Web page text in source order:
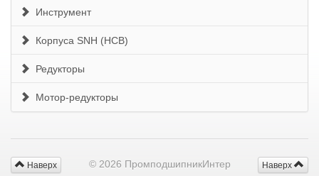
Инструмент
Корпуса SNH (HCB)
Редукторы
Мотор-редукторы
Наверх
Наверх © 2026 ПромподшипникИнтер